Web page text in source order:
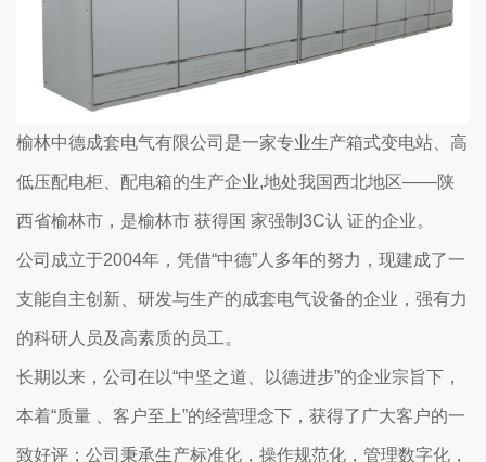
榆林中德成套电气有限公司是一家专业生产箱式变电站、高
低压配电柜、配电箱的生产企业,地处我国西北地区——陕
西省榆林市，是榆林市 获得国 家强制3C认 证的企业。
公司成立于2004年，凭借“中德”人多年的努力，现建成了一
支能自主创新、研发与生产的成套电气设备的企业，强有力
的科研人员及高素质的员工。
长期以来，公司在以“中坚之道、以德进步”的企业宗旨下，
本着“质量 、客户至上”的经营理念下，获得了广大客户的一
致好评；公司秉承生产标准化，操作规范化，管理数字化，